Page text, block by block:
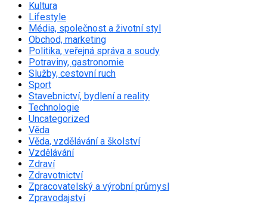
Kultura
Lifestyle
Média, společnost a životní styl
Obchod, marketing
Politika, veřejná správa a soudy
Potraviny, gastronomie
Služby, cestovní ruch
Sport
Stavebnictví, bydlení a reality
Technologie
Uncategorized
Věda
Věda, vzdělávání a školství
Vzdělávání
Zdraví
Zdravotnictví
Zpracovatelský a výrobní průmysl
Zpravodajství